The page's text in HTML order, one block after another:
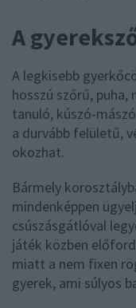
A
A legkisebb
hosszú szőrű, puha,
tanuló, kúszó-
a durvább felületű,
okozhat.
Bármely
mindenképpen
csúszásgátlóval
játék közben
miatt a nem fixen
gyerek, ami súlyos